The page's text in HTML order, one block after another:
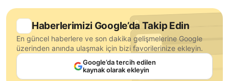
Haberlerimizi Google’da Takip Edin
En güncel haberlere ve son dakika gelişmelerine Google
üzerinden anında ulaşmak için bizi favorilerinize ekleyin.
Google’da tercih edilen
kaynak olarak ekleyin